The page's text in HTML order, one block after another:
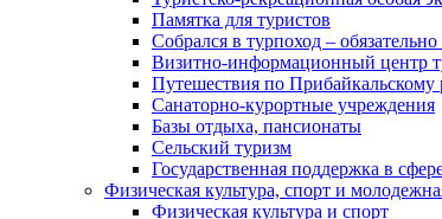
Памятка для туристов
Собрался в турпоход –
Визитно-информационный центр
Путешествия по Прибайкальскому
Санаторно-курортные учреждения
Базы отдыха, пансионаты
Сельский туризм
Государственная поддержка в
Физическая культура, спорт и
Физическая культура и спорт